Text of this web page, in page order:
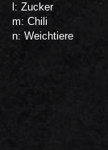
l: Zucker
m: Chili
n: Weichtiere